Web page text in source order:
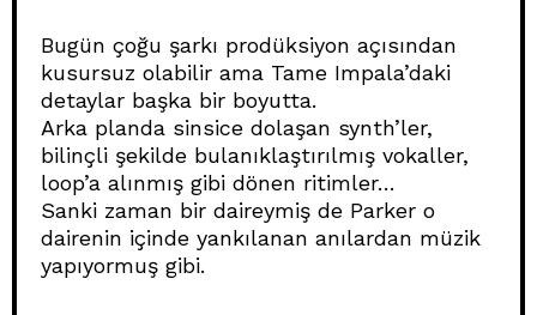
Bugün çoğu şarkı prodüksiyon açısından
kusursuz olabilir ama Tame Impala’daki
detaylar başka bir boyutta.
Arka planda sinsice dolaşan synth’ler,
bilinçli şekilde bulanıklaştırılmış vokaller,
loop’a alınmış gibi dönen ritimler…
Sanki zaman bir daireymiş de Parker o
dairenin içinde yankılanan anılardan müzik
yapıyormuş gibi.